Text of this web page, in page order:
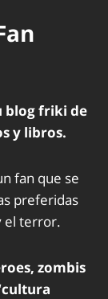
blog friki de
y libros.
fan que se
preferidas
el terror.
zombis